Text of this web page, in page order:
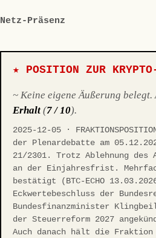
Netz-Präsenz
★ POSITION ZUR
~ Keine eigene Äußerung
Erhalt (7 / 10).
2025-12-05 ·
der Plenardebatte am
21/2301. Trotz Ablehnung
an der Einjahresfrist.
bestätigt (BTC-ECHO
Eckwertebeschluss der
Bundesfinanzminister
der Steuerreform 2027
Auch danach hält die